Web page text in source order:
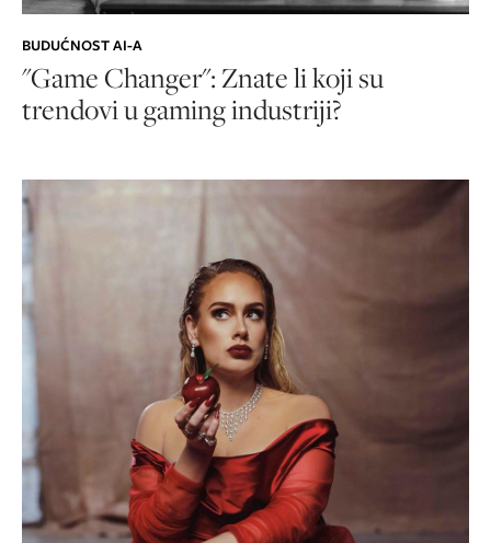
BUDUĆNOST AI-A
"Game Changer": Znate li koji su
trendovi u gaming industriji?